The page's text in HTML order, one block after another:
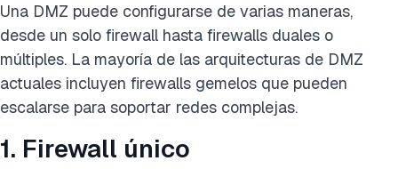
Una DMZ puede configurarse de varias maneras,
desde un solo firewall hasta firewalls duales o
múltiples. La mayoría de las arquitecturas de DMZ
actuales incluyen firewalls gemelos que pueden
escalarse para soportar redes complejas.
1. Firewall único